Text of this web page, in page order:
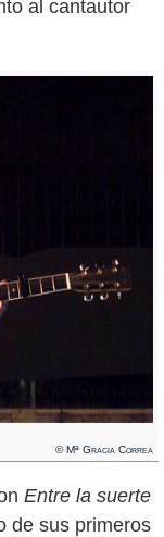
al cantautor
© Mª Gracia Correa
Entre la suerte
de sus primeros